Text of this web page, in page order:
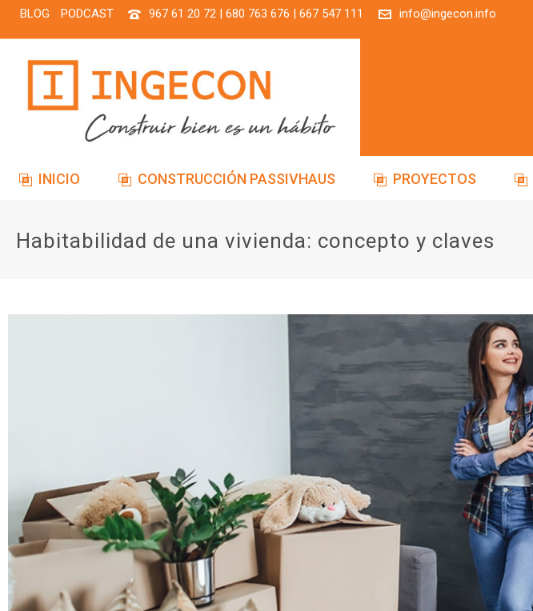
BLOG PODCAST 967 61 20 72 | 680 763 676 | 667 547 111 info@ingecon.info
INICIO CONSTRUCCIÓN PASSIVHAUS PROYECTOS
Habitabilidad de una vivienda: concepto y claves